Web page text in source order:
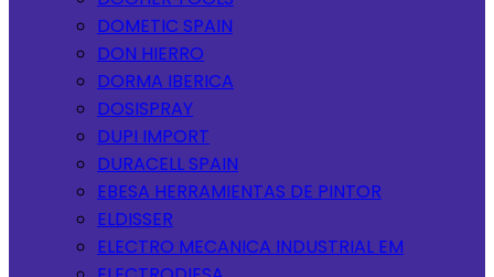
DOMETIC SPAIN
DON HIERRO
DORMA IBERICA
DOSISPRAY
DUPI IMPORT
DURACELL SPAIN
EBESA HERRAMIENTAS DE PINTOR
ELDISSER
ELECTRO MECANICA INDUSTRIAL EM